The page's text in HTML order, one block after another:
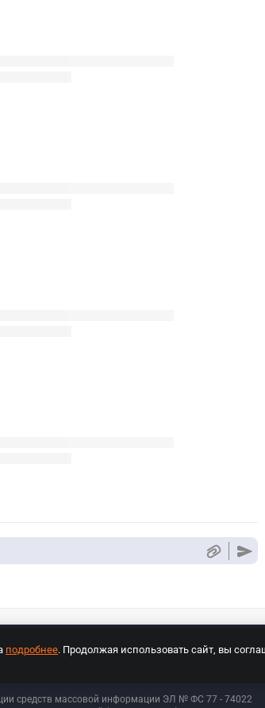
средств массовой информации ЭЛ № ФС 77 - 74022
подробнее. Продолжая использовать сайт, вы